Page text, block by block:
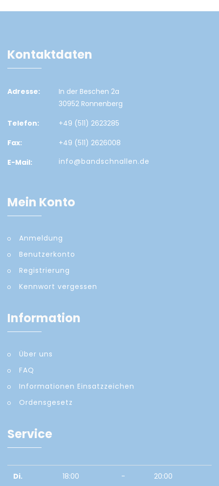
Kontaktdaten
Adresse:
In der Beschen 2a
30952 Ronnenberg
Telefon:
+49 (511) 2623285
Fax:
+49 (511) 2626008
E-Mail:
info@bandschnallen.de
Mein Konto
Anmeldung
Benutzerkonto
Registrierung
Kennwort vergessen
Information
Über uns
FAQ
Informationen Einsatzzeichen
Ordensgesetz
Service
Di. 18:00 - 20:00